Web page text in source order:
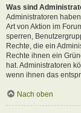
Was sind
Administratoren
Art von Aktion im
sperren,
Rechte, die ein
Rechte ihnen ein
hat. Administratoren
wenn ihnen das
Nach oben